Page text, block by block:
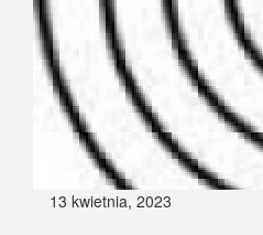
13 kwietnia, 2023